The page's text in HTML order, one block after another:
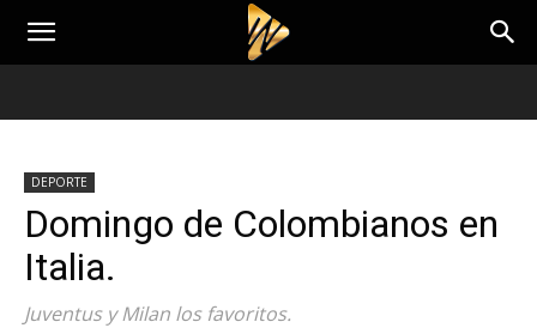
DEPORTE
Domingo de Colombianos en
Italia.
Juventus y Milan los favoritos.